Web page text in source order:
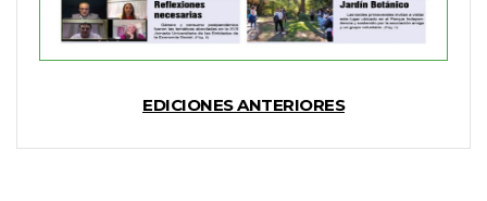
EDICIONES ANTERIORES